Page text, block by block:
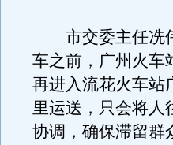
市交委主任冼伟
车之前，广州火车
再进入流花火车站
里运送，只会将人
协调，确保滞留群